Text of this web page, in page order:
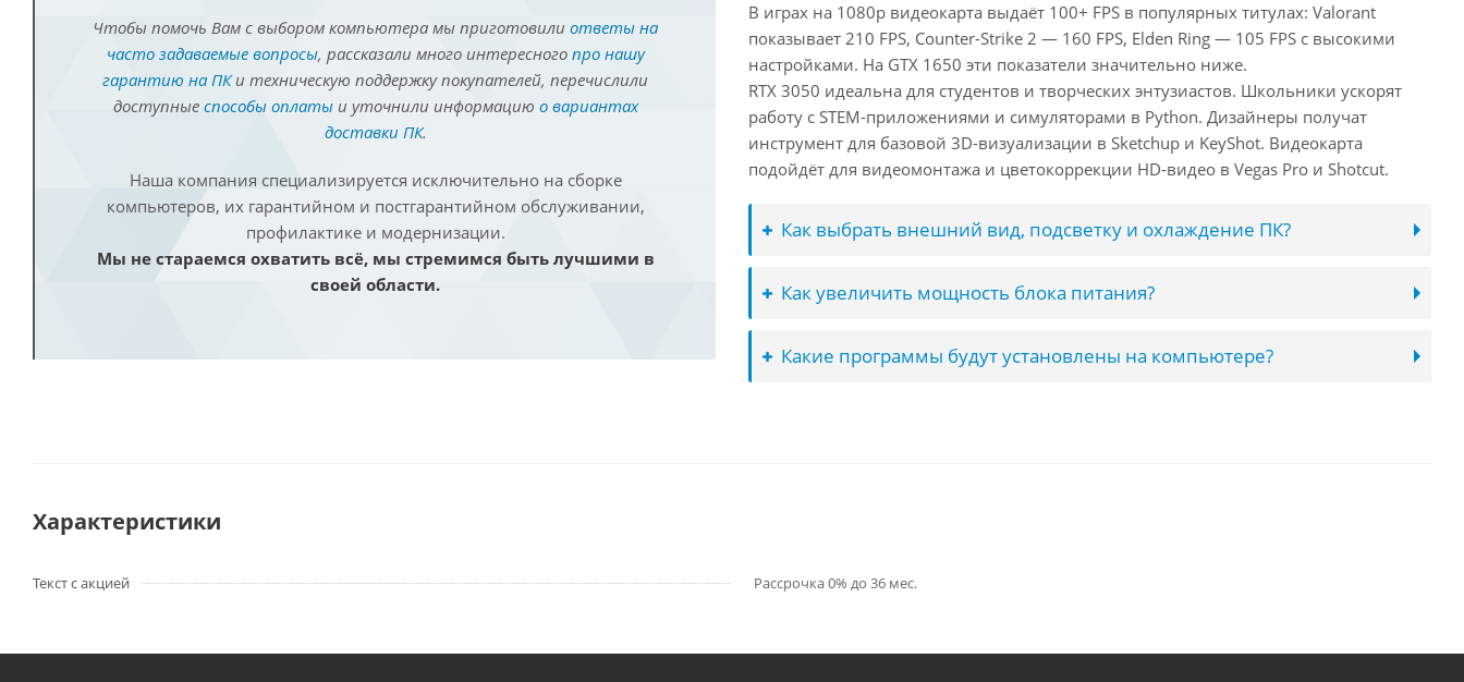
Чтобы помочь Вам с выбором компьютера мы приготовили ответы на
часто задаваемые вопросы, рассказали много интересного про нашу
гарантию на ПКи техническую поддержку покупателей, перечислили
доступные способы оплатыи уточнили информацию о вариантах
доставки ПК.
Наша компания специализируется исключительно на сборке
компьютеров, их гарантийном и постгарантийном обслуживании,
профилактике и модернизации.
Мы не стараемся охватить всё, мы стремимся быть лучшими в
своей области.
В играх на 1080p видеокарта выдаёт 100+ FPS в популярных титулах: Valorant
показывает 210 FPS, Counter-Strike 2 — 160 FPS, Elden Ring — 105 FPS с высокими
настройками. На GTX 1650 эти показатели значительно ниже.
RTX 3050 идеальна для студентов и творческих энтузиастов. Школьники ускорят
работу с STEM-приложениями и симуляторами в Python. Дизайнеры получат
инструмент для базовой 3D-визуализации в Sketchup и KeyShot. Видеокарта
подойдёт для видеомонтажа и цветокоррекции HD-видео в Vegas Pro и Shotcut.
Как выбрать внешний вид, подсветку и охлаждение ПК?
Как увеличить мощность блока питания?
Какие программы будут установлены на компьютере?
Характеристики
Текст с акцией Рассрочка 0% до 36 мес.